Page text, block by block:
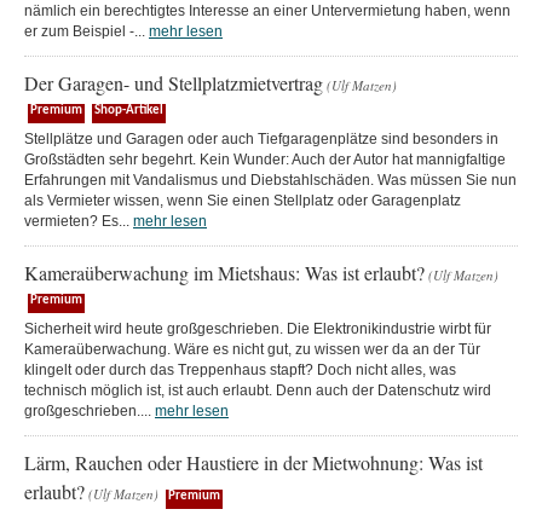
nämlich ein berechtigtes Interesse an einer Untervermietung haben, wenn
er zum Beispiel -... mehr lesen
Der Garagen- und Stellplatzmietvertrag (Ulf Matzen)
Premium Shop-Artikel
Stellplätze und Garagen oder auch Tiefgaragenplätze sind besonders in
Großstädten sehr begehrt. Kein Wunder: Auch der Autor hat mannigfaltige
Erfahrungen mit Vandalismus und Diebstahlschäden. Was müssen Sie nun
als Vermieter wissen, wenn Sie einen Stellplatz oder Garagenplatz
vermieten? Es... mehr lesen
Kameraüberwachung im Mietshaus: Was ist erlaubt? (Ulf Matzen)
Premium
Sicherheit wird heute großgeschrieben. Die Elektronikindustrie wirbt für
Kameraüberwachung. Wäre es nicht gut, zu wissen wer da an der Tür
klingelt oder durch das Treppenhaus stapft? Doch nicht alles, was
technisch möglich ist, ist auch erlaubt. Denn auch der Datenschutz wird
großgeschrieben.... mehr lesen
Lärm, Rauchen oder Haustiere in der Mietwohnung: Was ist
erlaubt? (Ulf Matzen) Premium